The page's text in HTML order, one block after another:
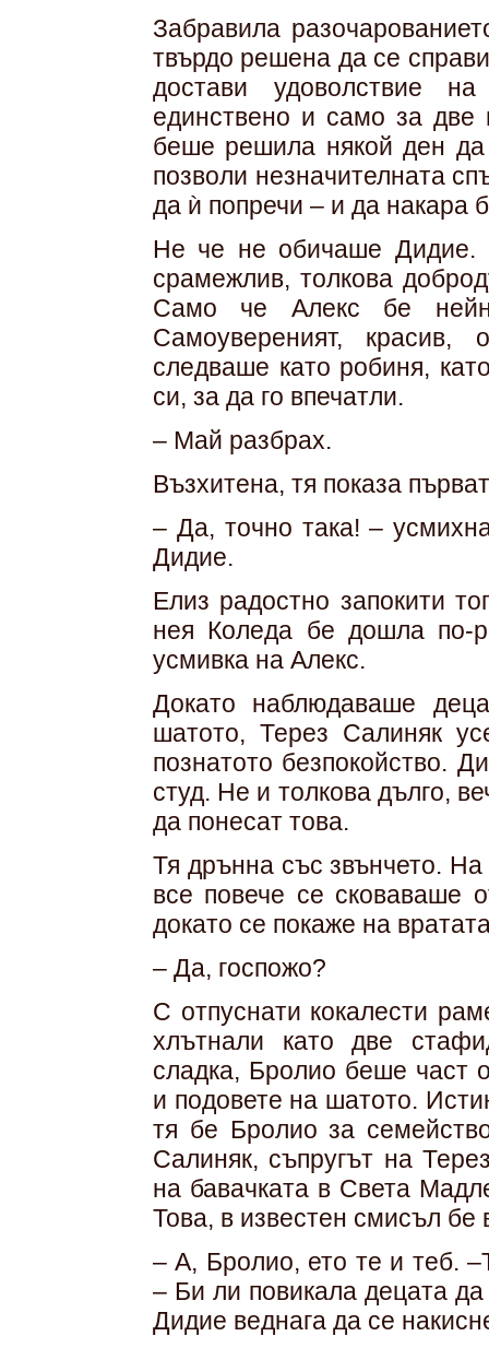
Забравила
твърдо решена да се
достави удоволствие
единствено и само за
беше решила някой ден
позволи незначителната
да ѝ попречи – и да накара
Не че не обичаше Дидие.
срамежлив, толкова
Само че Алекс бе
Самоувереният, красив,
следваше като робиня,
си, за да го впечатли.
– Май разбрах.
Възхитена, тя показа
– Да, точно така! –
Дидие.
Елиз радостно запокити
нея Коледа бе дошла по-
усмивка на Алекс.
Докато наблюдаваше
шатото, Терез Салиняк
познатото безпокойство.
студ. Не и толкова дълго,
да понесат това.
Тя дрънна със звънчето.
все повече се сковаваше
докато се покаже на
– Да, госпожо?
С отпуснати кокалести
хлътнали като две
сладка, Бролио беше част
и подовете на шатото.
тя бе Бролио за
Салиняк, съпругът на
на бавачката в Света
Това, в известен смисъл бе
– А, Бролио, ето те и теб.
– Би ли повикала децата
Дидие веднага да се